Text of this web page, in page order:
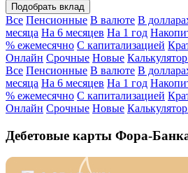
Подобрать вклад
Все Пенсионные В валюте В
месяца На 6 месяцев На 1 год
% ежемесячно С капитализацией
Онлайн Срочные Новые
Все Пенсионные В валюте В
месяца На 6 месяцев На 1 год
% ежемесячно С капитализацией
Онлайн Срочные Новые
Дебетовые карты Фора-